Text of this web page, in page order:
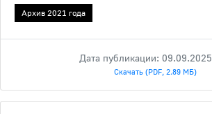
Архив 2021 года
Дата публикации: 09.09.2025
Скачать (PDF, 2.89 МБ)